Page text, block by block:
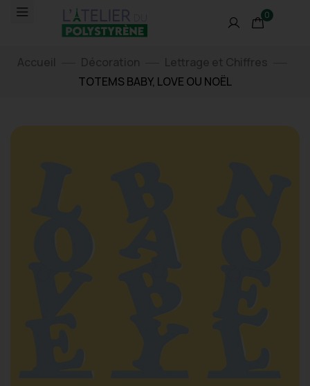
0
Accueil Décoration
Lettrage et Chiffres
TOTEMS BABY, LOVE OU NOËL